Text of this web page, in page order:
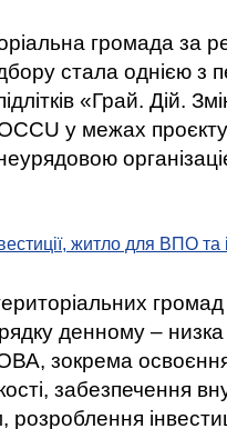
громада за
стала однією
«Грай. Дій.
у межах
житло для ВПО
громад
денному –
зокрема освоєння
забезпечення